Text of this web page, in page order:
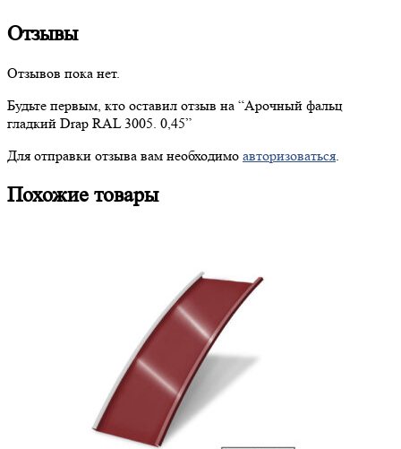
Отзывы
Отзывов пока нет.
Будьте первым, кто оставил отзыв на “Арочный фальц
гладкий Drap RAL 3005. 0,45”
Для отправки отзыва вам необходимо авторизоваться
Похожие товары